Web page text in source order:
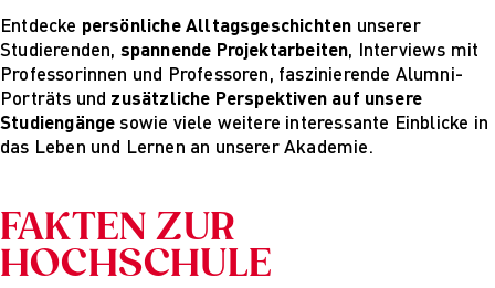
Entdecke persönliche Alltagsgeschichten unserer
Studierenden, spannende Projektarbeiten, Interviews mit
Professorinnen und Professoren, faszinierende Alumni-
Porträts und zusätzliche Perspektiven auf unsere
Studiengängesowie viele weitere interessante Einblicke in
das Leben und Lernen an unserer Akademie.
FAKTEN ZUR
HOCHSCHULE